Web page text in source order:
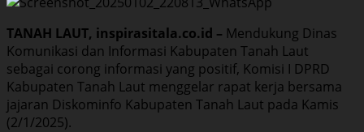
TANAH LAUT, inspirasitala.co.id – Mendukung Dinas
Komunikasi dan Informasi Kabupaten Tanah Laut
sebagai corong informasi yang positif, Komisi I DPRD
Kabupaten Tanah Laut menggelar rapat kerja bersama
jajaran Diskominfo Kabupaten Tanah Laut pada Kamis
(2/1/2025).